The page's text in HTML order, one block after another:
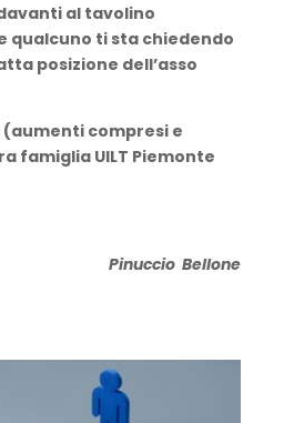
al tavolino
qualcuno ti sta chiedendo
posizione dell’asso
compresi e
famiglia UILT Piemonte
Pinuccio Bellone